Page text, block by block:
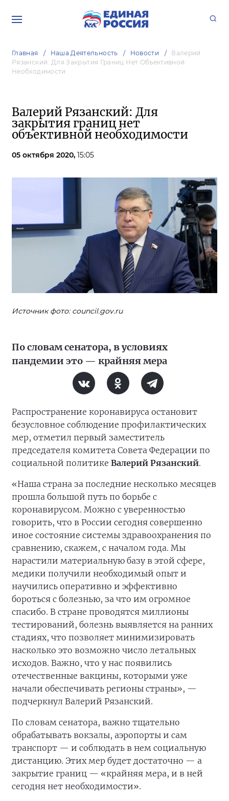
Главная Наша Деятельность Новости
Валерий
Рязанский: Для Закрытия Границ Нет Объективной
Необходимости
Валерий Рязанский: Для
закрытия границ нет
объективной необходимости
05 октября 2020, 15:05
Источник фото: council.gov.ru
По словам сенатора, в условиях
пандемии это — крайняя мера
Распространение коронавируса остановит
безусловное соблюдение профилактических
мер, отметил первый заместитель
председателя комитета Совета Федерации по
социальной политике Валерий Рязанский.
«Наша страна за последние несколько месяцев
прошла большой путь по борьбе с
коронавирусом. Можно с уверенностью
говорить, что в России сегодня совершенно
иное состояние системы здравоохранения по
сравнению, скажем, с началом года. Мы
нарастили материальную базу в этой сфере,
медики получили необходимый опыт и
научились оперативно и эффективно
бороться с болезнью, за что им огромное
спасибо. В стране проводятся миллионы
тестирований, болезнь выявляется на ранних
стадиях, что позволяет минимизировать
насколько это возможно число летальных
исходов. Важно, что у нас появились
отечественные вакцины, которыми уже
начали обеспечивать регионы страны», —
подчеркнул Валерий Рязанский.
По словам сенатора, важно тщательно
обрабатывать вокзалы, аэропорты и сам
транспорт — и соблюдать в нем социальную
дистанцию. Этих мер будет достаточно — а
закрытие границ — «крайняя мера, и в ней
сегодня нет необходимости».